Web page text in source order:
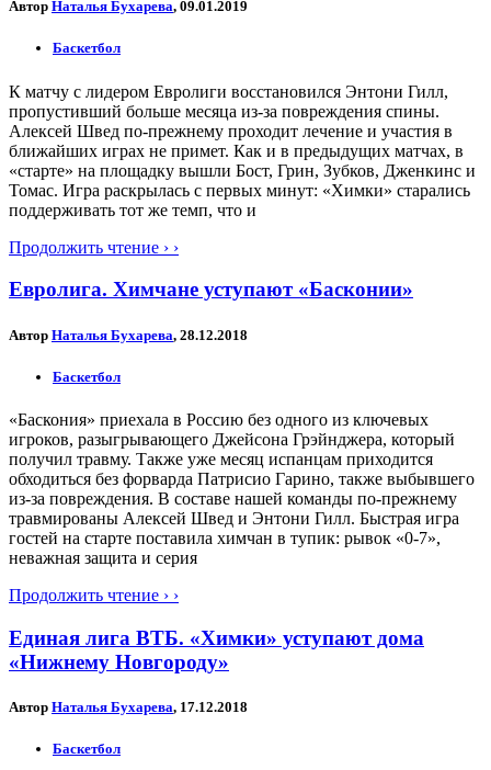
Автор Наталья Бухарева, 09.01.2019
Баскетбол
К матчу с лидером Евролиги восстановился Энтони Гилл,
пропустивший больше месяца из-за повреждения спины.
Алексей Швед по-прежнему проходит лечение и участия в
ближайших играх не примет. Как и в предыдущих матчах, в
«старте» на площадку вышли Бост, Грин, Зубков, Дженкинс и
Томас. Игра раскрылась с первых минут: «Химки» старались
поддерживать тот же темп, что и
Продолжить чтение › ›
Евролига. Химчане уступают «Басконии»
Автор Наталья Бухарева, 28.12.2018
Баскетбол
«Баскония» приехала в Россию без одного из ключевых
игроков, разыгрывающего Джейсона Грэйнджера, который
получил травму. Также уже месяц испанцам приходится
обходиться без форварда Патрисио Гарино, также выбывшего
из-за повреждения. В составе нашей команды по-прежнему
травмированы Алексей Швед и Энтони Гилл. Быстрая игра
гостей на старте поставила химчан в тупик: рывок «0-7»,
неважная защита и серия
Продолжить чтение › ›
Единая лига ВТБ. «Химки» уступают дома
«Нижнему Новгороду»
Автор Наталья Бухарева, 17.12.2018
Баскетбол